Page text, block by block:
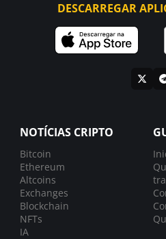
DESCARREGAR
NOTÍCIAS CRIPTO
Bitcoin
Ethereum
Altcoins
Exchanges
Blockchain
NFTs
IA